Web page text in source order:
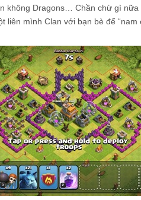
không Dragons… Chần chừ gì nữa
liên mình Clan với bạn bè để “nam